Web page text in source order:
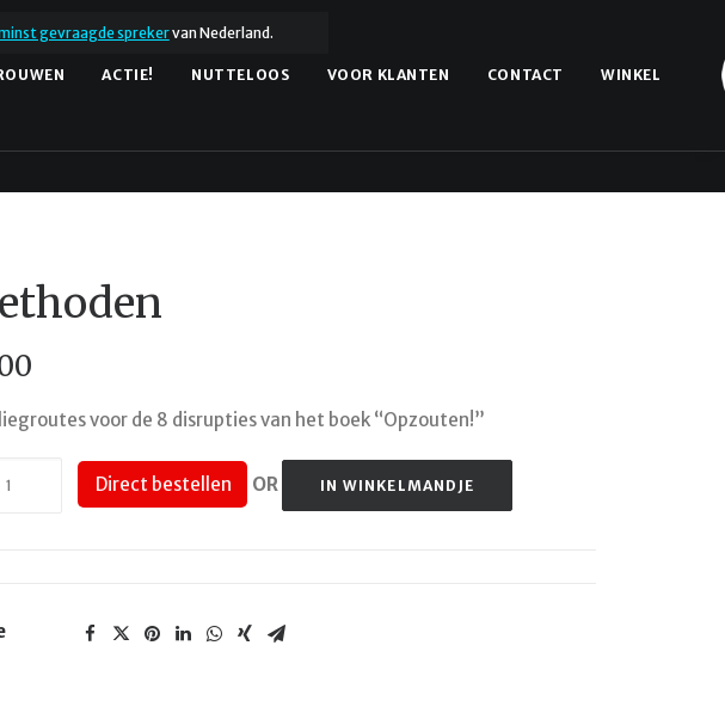
gevraagde sprekervan Nederland.
ACTIE! NUTTELOOS VOOR KLANTEN CONTACT WINKEL
voor de 8 disrupties van het boek “Opzouten!”
Direct bestellen OR IN WINKELMANDJE